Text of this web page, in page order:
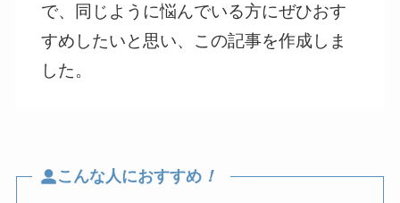
で、同じように悩んでいる方にぜひおす
すめしたいと思い、この記事を作成しま
した。
こんな人におすすめ ！